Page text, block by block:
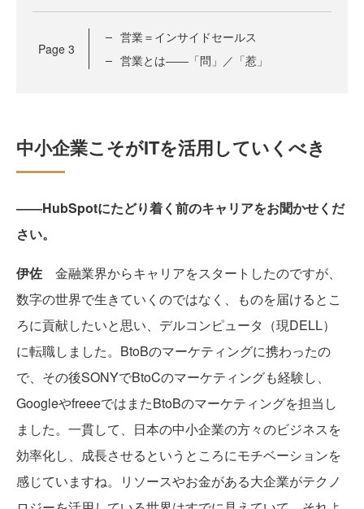
Page 3
営業＝インサイドセールス
営業とは――「問」／「惹」
中小企業こそがITを活用していくべき
――HubSpotにたどり着く前のキャリアをお聞かせくだ
さい。
伊佐 金融業界からキャリアをスタートしたのですが、
数字の世界で生きていくのではなく、ものを届けるとこ
ろに貢献したいと思い、デルコンピュータ（現DELL）
に転職しました。BtoBのマーケティングに携わったの
で、その後SONYでBtoCのマーケティングも経験し、
GoogleやfreeeではまたBtoBのマーケティングを担当し
ました。一貫して、日本の中小企業の方々のビジネスを
効率化し、成長させるというところにモチベーションを
感じていますね。リソースやお金がある大企業がテクノ